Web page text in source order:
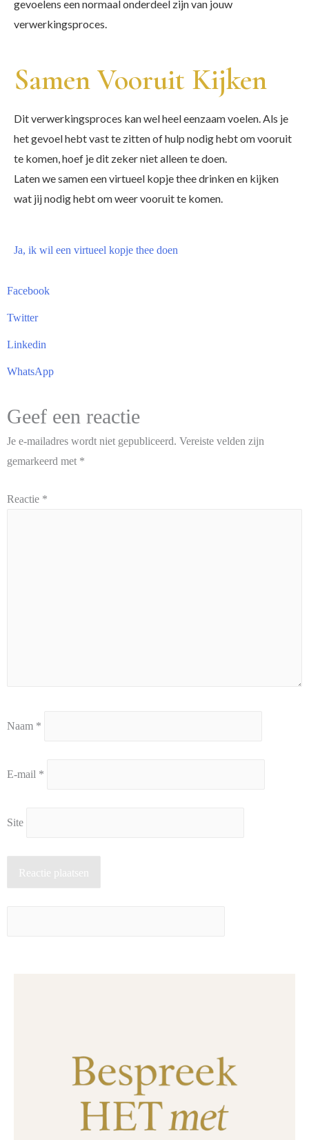
gevoelens een normaal onderdeel zijn van jouw
verwerkingsproces.
Samen Vooruit Kijken
Dit verwerkingsproces kan wel heel eenzaam voelen. Als je
het gevoel hebt vast te zitten of hulp nodig hebt om vooruit
te komen, hoef je dit zeker niet alleen te doen.
Laten we samen een virtueel kopje thee drinken en kijken
wat jij nodig hebt om weer vooruit te komen.
Ja, ik wil een virtueel kopje thee doen
Facebook
Twitter
Linkedin
WhatsApp
Geef een reactie
Je e-mailadres wordt niet gepubliceerd. Vereiste velden zijn
gemarkeerd met *
Reactie *
Naam *
E-mail *
Site
Reactie plaatsen